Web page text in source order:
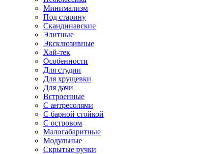
Минимализм
Под старину
Скандинавские
Элитные
Эксклюзивные
Хай-тек
Особенности
Для студии
Для хрущевки
Для дачи
Встроенные
С антресолями
С барной стойкой
С островом
Малогабаритные
Модульные
Скрытые ручки